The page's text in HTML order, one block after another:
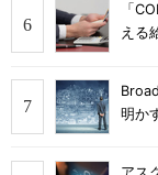
「
える
明か